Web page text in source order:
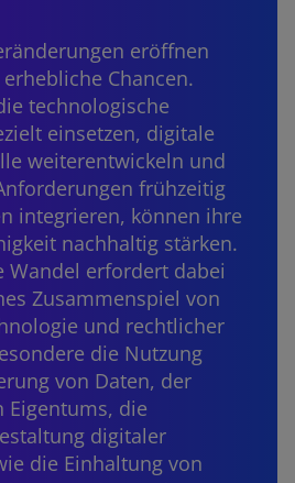
eröffnen
Chancen.
technologische
einsetzen, digitale
weiterentwickeln und
frühzeitig
integrieren, können ihre
nachhaltig stärken.
Wandel erfordert dabei
Zusammenspiel von
und rechtlicher
die Nutzung
von Daten, der
Eigentums, die
digitaler
die Einhaltung von